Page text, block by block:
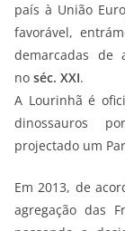
país à União
favorável,
demarcadas
no séc. XXI.
A Lourinhã é
dinossauros
projectado um
Em 2013, de
agregação das